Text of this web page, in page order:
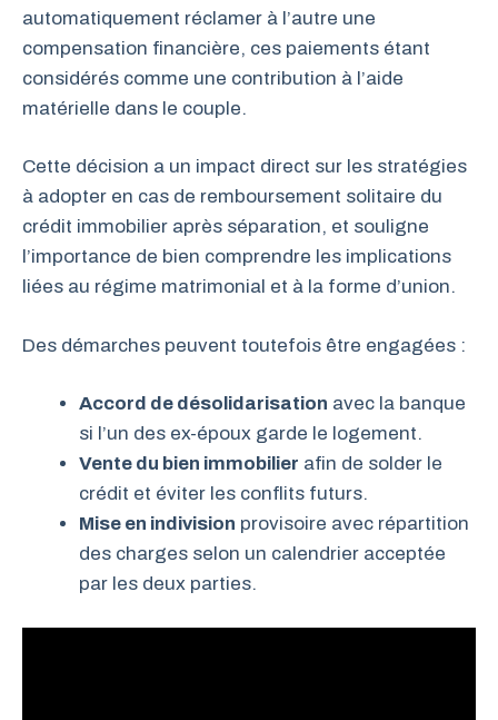
automatiquement réclamer à l’autre une
compensation financière, ces paiements étant
considérés comme une contribution à l’aide
matérielle dans le couple.
Cette décision a un impact direct sur les stratégies
à adopter en cas de remboursement solitaire du
crédit immobilier après séparation, et souligne
l’importance de bien comprendre les implications
liées au régime matrimonial et à la forme d’union.
Des démarches peuvent toutefois être engagées :
Accord de désolidarisation avec la banque
si l’un des ex-époux garde le logement.
Vente du bien immobilier afin de solder le
crédit et éviter les conflits futurs.
Mise en indivision provisoire avec répartition
des charges selon un calendrier acceptée
par les deux parties.